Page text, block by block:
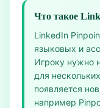
Что такое
LinkedIn
языковых и
Игроку нужно
для
появляется
например